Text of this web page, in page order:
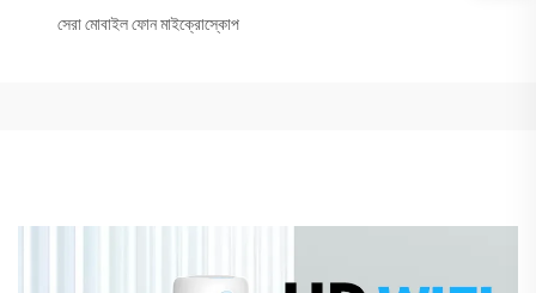
সেরা মোবাইল ফোন মাইক্রোস্কোপ